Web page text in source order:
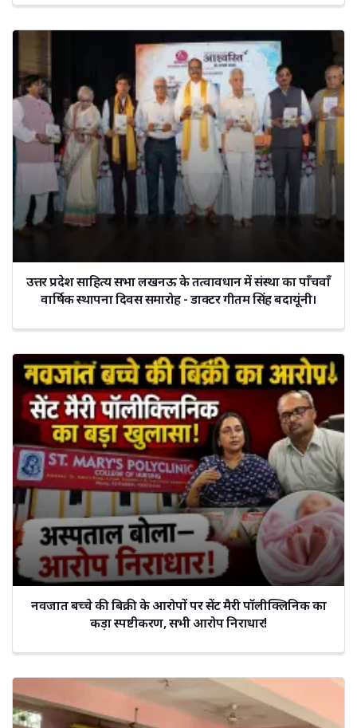
उत्तर प्रदेश साहित्य सभा लखनऊ के तत्वावधान में संस्था का पाँचवाँ
वार्षिक स्थापना दिवस समारोह - डाक्टर गीतम सिंह बदायूंनी।
नवजात बच्चे की बिक्री के आरोपों पर सेंट मैरी पॉलीक्लिनिक का
कड़ा स्पष्टीकरण, सभी आरोप निराधार!